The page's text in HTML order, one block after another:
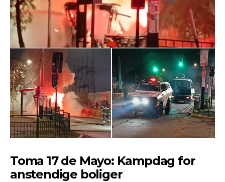
Toma 17 de Mayo: Kampdag for
anstendige boliger